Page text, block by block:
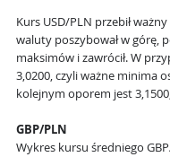
Kurs USD/PLN przebił
waluty poszybował w górę,
maksimów i zawrócił. W
3,0200, czyli ważne minima
kolejnym oporem jest
GBP/PLN
Wykres kursu średniego